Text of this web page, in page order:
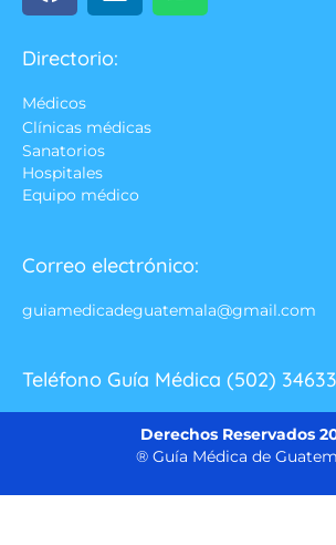
Directorio:
Médicos
Clínicas médicas
Sanatorios
Hospitales
Equipo médico
Correo electrónico:
guiamedicadeguatemala@gmail.com
Teléfono Guía Médica (502)
Derechos Reservados
® Guía Médica de